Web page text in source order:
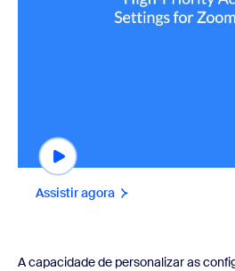
Assistir agora
A capacidade de personalizar as